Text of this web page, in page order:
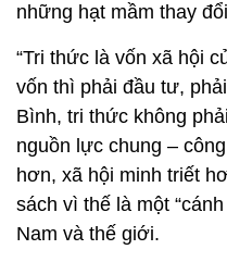
những hạt mầm thay
“Tri thức là vốn xã hội
vốn thì phải đầu tư,
Bình, tri thức không
nguồn lực chung –
hơn, xã hội minh triết
sách vì thế là một
Nam và thế giới.